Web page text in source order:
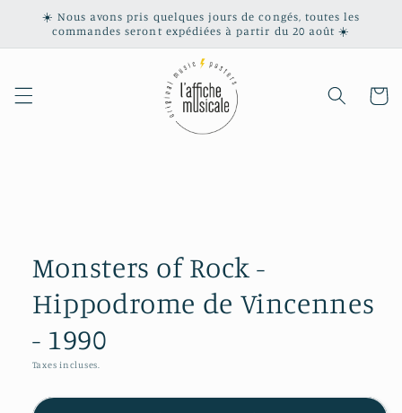
passer
contenu
☀️ Nous avons pris quelques jours de congés, toutes les
commandes seront expédiées à partir du 20 août ☀️
Panier
Monsters of Rock -
Hippodrome de Vincennes
- 1990
Taxes incluses.